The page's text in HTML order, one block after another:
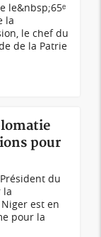
le&nbsp;65ᵉ
la
le chef du
de la Patrie
pour
du
la
est en
pour la